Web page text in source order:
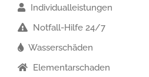
Individualleistungen
Notfall-Hilfe 24/7
Wasserschäden
Elementarschaden